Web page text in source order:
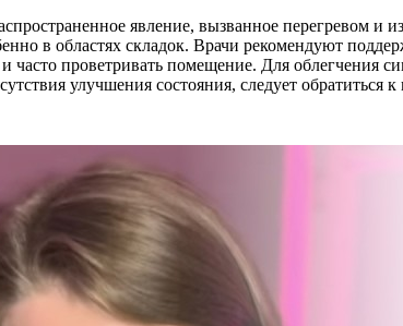
явление, вызванное
в областях складок. Врачи рекомендуют
часто проветривать помещение. Для
улучшения состояния, следует обратиться